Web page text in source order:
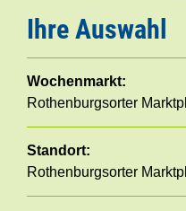
Ihre Auswahl
Wochenmarkt:
Rothenburgsorter
Standort:
Rothenburgsorter